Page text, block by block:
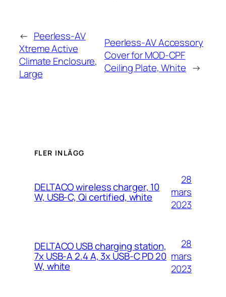
← Peerless-AV
Xtreme Active
Climate Enclosure,
Large
Peerless-AV Accessory
Cover for MOD-CPF
Ceiling Plate, White →
FLER INLÄGG
DELTACO wireless charger, 10
W, USB-C, Qi certified, white
28
mars
2023
DELTACO USB charging station,
7x USB-A 2.4 A, 3x USB-C PD 20
W, white
28
mars
2023